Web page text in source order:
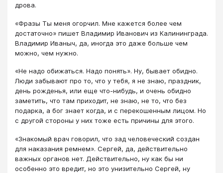
дрова.
«Фразы Ты меня огорчил. Мне кажется более чем
достаточно» пишет Владимир Иванович из Калининграда.
Владимир Иваныч, да, иногда это даже больше чем
можно, чем нужно.
«Не надо обижаться. Надо понять». Ну, бывает обидно.
Люди забывают про то, что у тебя, я не знаю, праздник,
день рожденья, или еще что-нибудь, и очень обидно
заметить, что там приходит, не знаю, не то, что без
подарка, а бог знает когда, и с перекошенным лицом. Но
с другой стороны у них тоже есть причины для этого.
«Знакомый врач говорил, что зад человеческий создан
для наказания ремнем». Сергей, да, действительно
важных органов нет. Действительно, ну как бы ни
особенно это вредит, но это унизительно Сергей, ну